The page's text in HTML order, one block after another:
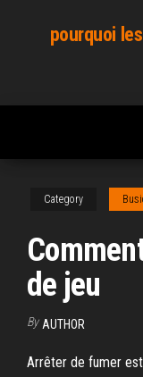
pourquoi
Category
de jeu
By AUTHOR
Arrêter de fumer